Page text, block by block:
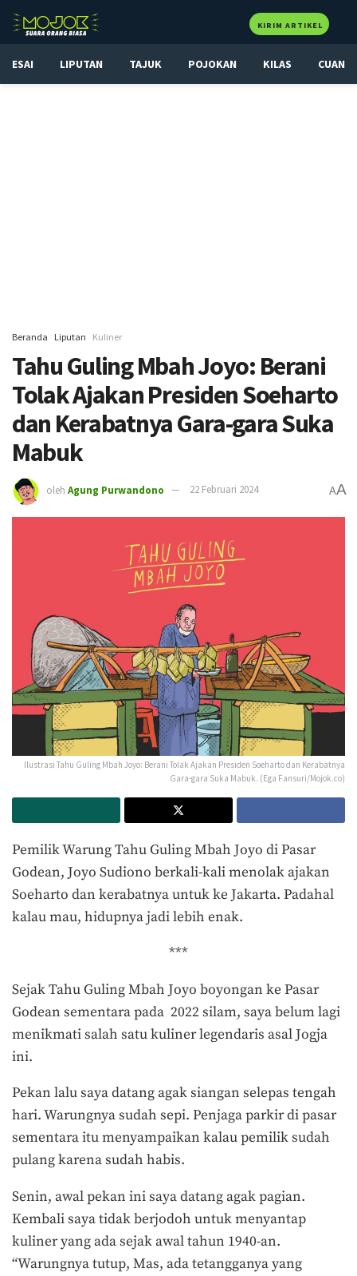
KIRIM ARTIKEL
ESAI LIPUTAN TAJUK POJOKAN KILAS CUAN
Beranda Liputan Kuliner
Tahu Guling Mbah Joyo: Berani
Tolak Ajakan Presiden Soeharto
dan Kerabatnya Gara-gara Suka
Mabuk
oleh Agung Purwandono 22 Februari 2024 AA
Ilustrasi Tahu Guling Mbah Joyo: Berani Tolak Ajakan Presiden Soeharto dan Kerabatnya
Gara-gara Suka Mabuk. (Ega Fansuri/Mojok.co)
Pemilik Warung Tahu Guling Mbah Joyo di Pasar
Godean, Joyo Sudiono berkali-kali menolak ajakan
Soeharto dan kerabatnya untuk ke Jakarta. Padahal
kalau mau, hidupnya jadi lebih enak.
***
Sejak Tahu Guling Mbah Joyo boyongan ke Pasar
Godean sementara pada 2022 silam, saya belum lagi
menikmati salah satu kuliner legendaris asal Jogja
ini.
Pekan lalu saya datang agak siangan selepas tengah
hari. Warungnya sudah sepi. Penjaga parkir di pasar
sementara itu menyampaikan kalau pemilik sudah
pulang karena sudah habis.
Senin, awal pekan ini saya datang agak pagian.
Kembali saya tidak berjodoh untuk menyantap
kuliner yang ada sejak awal tahun 1940-an.
“Warungnya tutup, Mas, ada tetangganya yang